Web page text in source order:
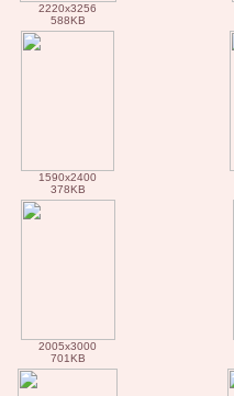
2220x3256
588KB
1590x2400
378KB
2005x3000
701KB